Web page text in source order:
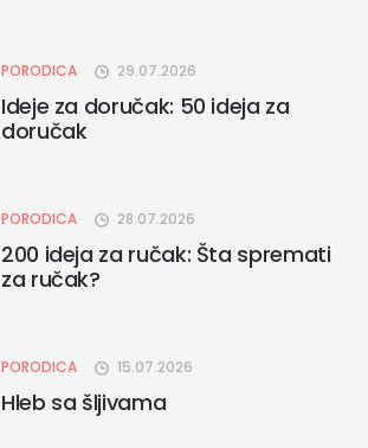
PORODICA 29.07.2026
Ideje za doručak: 50 ideja za
doručak
PORODICA 28.07.2026
200 ideja za ručak: Šta spremati
za ručak?
PORODICA 15.07.2026
Hleb sa šljivama